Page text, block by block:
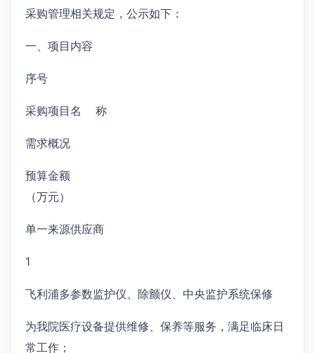
采购管理相关规定，公示如下：
一、项目内容
序号
采购项目名 称
需求概况
预算金额
（万元）
单一来源供应商
1
飞利浦多参数监护仪、除颤仪、中央监护系统保修
为我院医疗设备提供维修、保养等服务，满足临床日
常工作；